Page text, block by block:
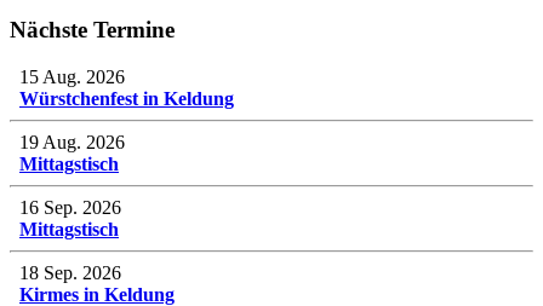
Nächste Termine
15 Aug. 2026
Würstchenfest in Keldung
19 Aug. 2026
Mittagstisch
16 Sep. 2026
Mittagstisch
18 Sep. 2026
Kirmes in Keldung